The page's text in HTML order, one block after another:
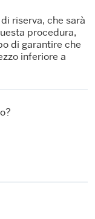
riserva, che sarà
procedura,
di garantire che
inferiore a